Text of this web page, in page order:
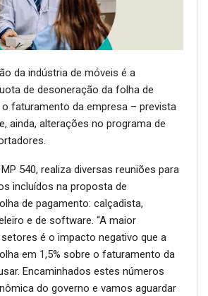
da indústria de móveis é a
de desoneração da folha de
faturamento da empresa – prevista
ainda, alterações no programa de
540, realiza diversas reuniões para
incluídos na proposta de
de pagamento: calçadista,
e de software. “A maior
é o impacto negativo que a
em 1,5% sobre o faturamento da
Encaminhados estes números
do governo e vamos aguardar